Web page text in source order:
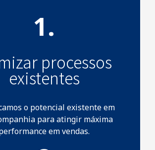
processos
existentes
o potencial existente em
para atingir máxima
em vendas.